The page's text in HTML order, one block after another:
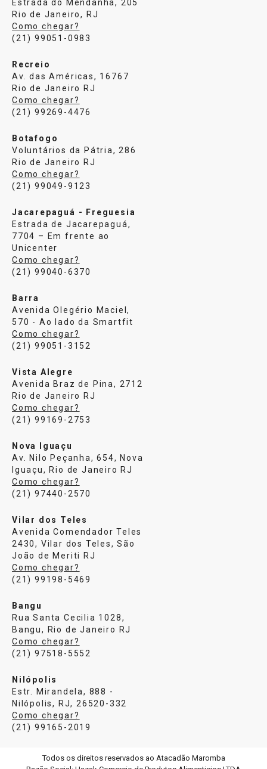
Estrada do Mendanha, 205
Rio de Janeiro, RJ
Como chegar?
(21) 99051-0983
Recreio
Av. das Américas, 16767
Rio de Janeiro RJ
Como chegar?
(21) 99269-4476
Botafogo
Voluntários da Pátria, 286
Rio de Janeiro RJ
Como chegar?
(21) 99049-9123
Jacarepaguá - Freguesia
Estrada de Jacarepaguá,
7704 – Em frente ao
Unicenter
Como chegar?
(21) 99040-6370
Barra
Avenida Olegério Maciel,
570 - Ao lado da Smartfit
Como chegar?
(21) 99051-3152
Vista Alegre
Avenida Braz de Pina, 2712
Rio de Janeiro RJ
Como chegar?
(21) 99169-2753
Nova Iguaçu
Av. Nilo Peçanha, 654, Nova
Iguaçu, Rio de Janeiro RJ
Como chegar?
(21) 97440-2570
Vilar dos Teles
Avenida Comendador Teles
2430, Vilar dos Teles, São
João de Meriti RJ
Como chegar?
(21) 99198-5469
Bangu
Rua Santa Cecilia 1028,
Bangu, Rio de Janeiro RJ
Como chegar?
(21) 97518-5552
Nilópolis
Estr. Mirandela, 888 -
Nilópolis, RJ, 26520-332
Como chegar?
(21) 99165-2019
Todos os direitos reservados ao Atacadão Maromba